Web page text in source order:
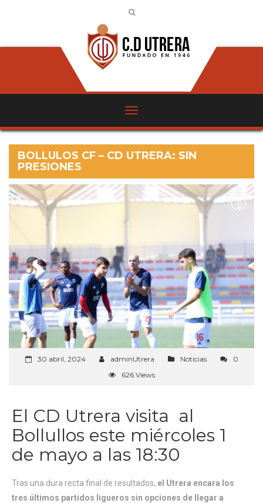
BOLLULOS CF – CD UTRERA: SIN
PRESIONES
30 abril, 2024 adminUtrera Noticias
0
626 Views
El CD Utrera visita al
Bollullos este miércoles 1
de mayo a las 18:30
Tras una dura recta final de resultados, el Utrera encara los
tres últimos partidos ligueros sin opciones de llegar a